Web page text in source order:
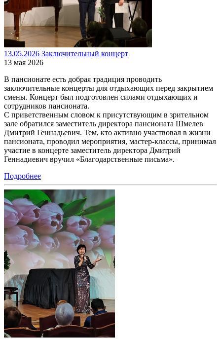
13.05.2026 Заключительный концерт
13 мая 2026
В пансионате есть добрая традиция проводить
заключительные концерты для отдыхающих перед закрытием
смены. Концерт был подготовлен силами отдыхающих и
сотрудников пансионата.
С приветственным словом к присутствующим в зрительном
зале обратился заместитель директора пансионата Шмелев
Дмитрий Геннадьевич. Тем, кто активно участвовал в жизни
пансионата, проводил мероприятия, мастер-классы, принимал
участие в концерте заместитель директора Дмитрий
Геннадиевич вручил «Благодарственные письма».
Подробнее